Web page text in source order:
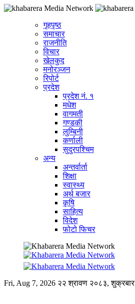
गृहपृष्ठ
समाचार
राजनीति
विचार
खेलकुद
मनोरञ्जन
रिपोर्ट
प्रदेश
प्रदेश नं. १
मधेश
वागमती
गण्डकी
लुम्बिनी
कर्णाली
सुदुरपश्चिम
अन्य
अन्तर्वार्ता
शिक्षा
स्वास्थ्य
अर्थ बजार
कृषि
साहित्य
विदेश
फोटो फिचर
Fri, Aug 7, 2026 २२ श्रावण २०८३, शुक्रबार